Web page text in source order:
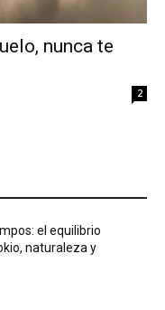
nunca te
2
el equilibrio
naturaleza y